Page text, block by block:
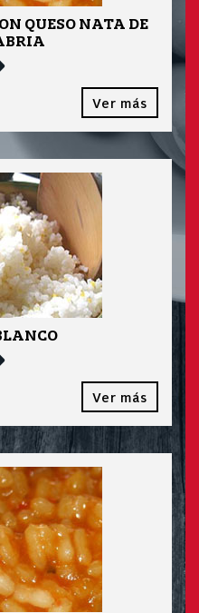
QUESO NATA DE
Ver más
Ver más